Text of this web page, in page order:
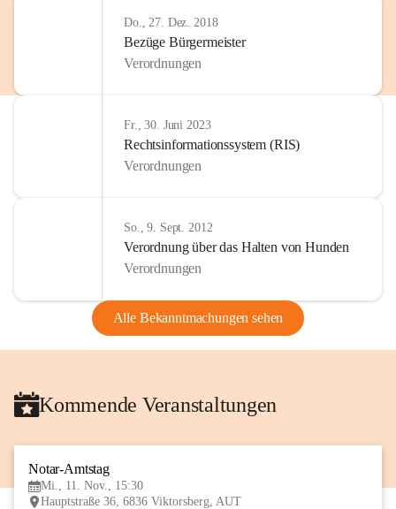
Do., 27. Dez. 2018
Bezüge Bürgermeister
Verordnungen
Fr., 30. Juni 2023
Rechtsinformationssystem (RIS)
Verordnungen
So., 9. Sept. 2012
Verordnung über das Halten von Hunden
Verordnungen
Alle Bekanntmachungen sehen
Kommende Veranstaltungen
Notar-Amtstag
Mi., 11. Nov., 15:30
Hauptstraße 36, 6836 Viktorsberg, AUT